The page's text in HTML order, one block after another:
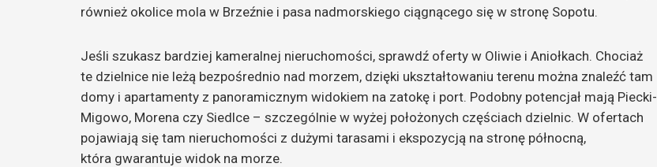
również okolice mola w Brzeźnie i pasa nadmorskiego ciągnącego się w stronę Sopotu.
Jeśli szukasz bardziej kameralnej nieruchomości, sprawdź oferty w Oliwie i Aniołkach. Chociaż
te dzielnice nie leżą bezpośrednio nad morzem, dzięki ukształtowaniu terenu można znaleźć tam
domy i apartamenty z panoramicznym widokiem na zatokę i port. Podobny potencjał mają Piecki-
Migowo, Morena czy Siedlce – szczególnie w wyżej położonych częściach dzielnic. W ofertach
pojawiają się tam nieruchomości z dużymi tarasami i ekspozycją na stronę północną,
która gwarantuje widok na morze.